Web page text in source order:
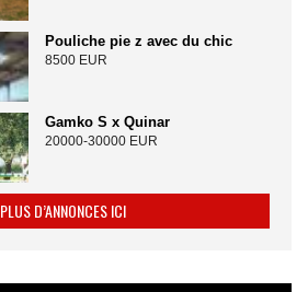
Pouliche pie z avec du chic
8500 EUR
Gamko S x Quinar
20000-30000 EUR
PLUS D’ANNONCES ICI